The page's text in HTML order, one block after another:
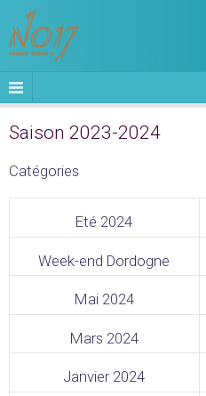
Saison 2023-2024
Catégories
Eté 2024
Week-end Dordogne
Mai 2024
Mars 2024
Janvier 2024